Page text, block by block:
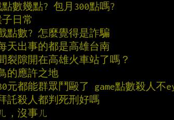
數幾點? 包月300點嗎?
日常
點數? 怎麼覺得是詐騙
天出事的都是高雄台南
裂隙開在高雄火車站了嗎？
的應許之地
元都能群眾鬥毆了 game點數殺人不
託殺人都判死刑好嗎
，沒事ㄦ